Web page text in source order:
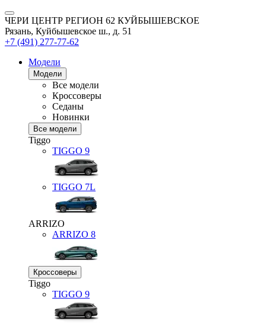
ЧЕРИ ЦЕНТР РЕГИОН 62 КУЙБЫШЕВСКОЕ
Рязань, Куйбышевское ш., д. 51
+7 (491) 277-77-62
Модели
Модели
Все модели
Кроссоверы
Седаны
Новинки
Все модели
Tiggo
TIGGO 9
TIGGO 7L
ARRIZO
ARRIZO 8
Кроссоверы
Tiggo
TIGGO 9